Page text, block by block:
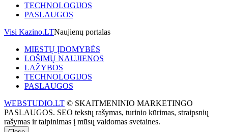
TECHNOLOGIJOS
PASLAUGOS
Visi Kazino.LTNaujienų portalas
MIESTŲ ĮDOMYBĖS
LOŠIMŲ NAUJIENOS
LAŽYBOS
TECHNOLOGIJOS
PASLAUGOS
WEBSTUDIO.LT © SKAITMENINIO MARKETINGO
PASLAUGOS. SEO tekstų rašymas, turinio kūrimas, straipsnių
rašymas ir talpinimas į mūsų valdomas svetaines.